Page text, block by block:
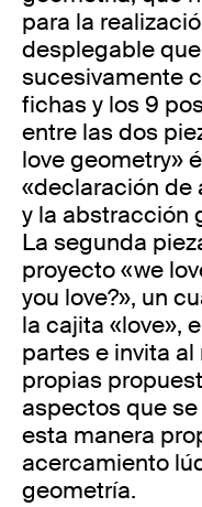
para la
desplegable
sucesivamente
fichas y los 9
entre las dos
love geometry»
«declaración de
y la abstracción
La segunda
proyecto «we
you love?», un
la cajita «love»,
partes e invita
propias
aspectos que
esta manera
acercamiento
geometría.